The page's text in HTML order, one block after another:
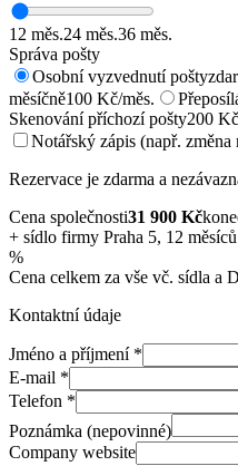
12 měs.24 měs.36 měs.
Správa pošty
Osobní vyzvednutí pošty
měsíčně100 Kč/měs.
Skenování příchozí pošty200
Notářský zápis (např.
Rezervace je zdarma a
Cena společnosti31 900 Kč
+ sídlo firmy Praha 5, 12
%
Cena celkem za vše vč. sídla a
Kontaktní údaje
Jméno a příjmení*
E-mail *
Telefon *
Poznámka (nepovinné)
Company website